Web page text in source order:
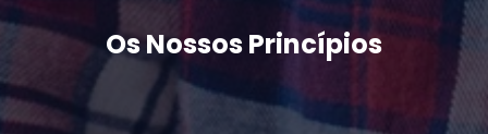
Os Nossos Princípios